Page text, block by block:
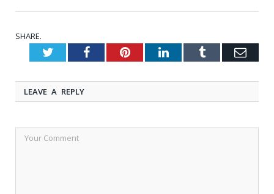
SHARE.
TwitterFacebookPinterestLinkedInTumblr
LEAVE A REPLY